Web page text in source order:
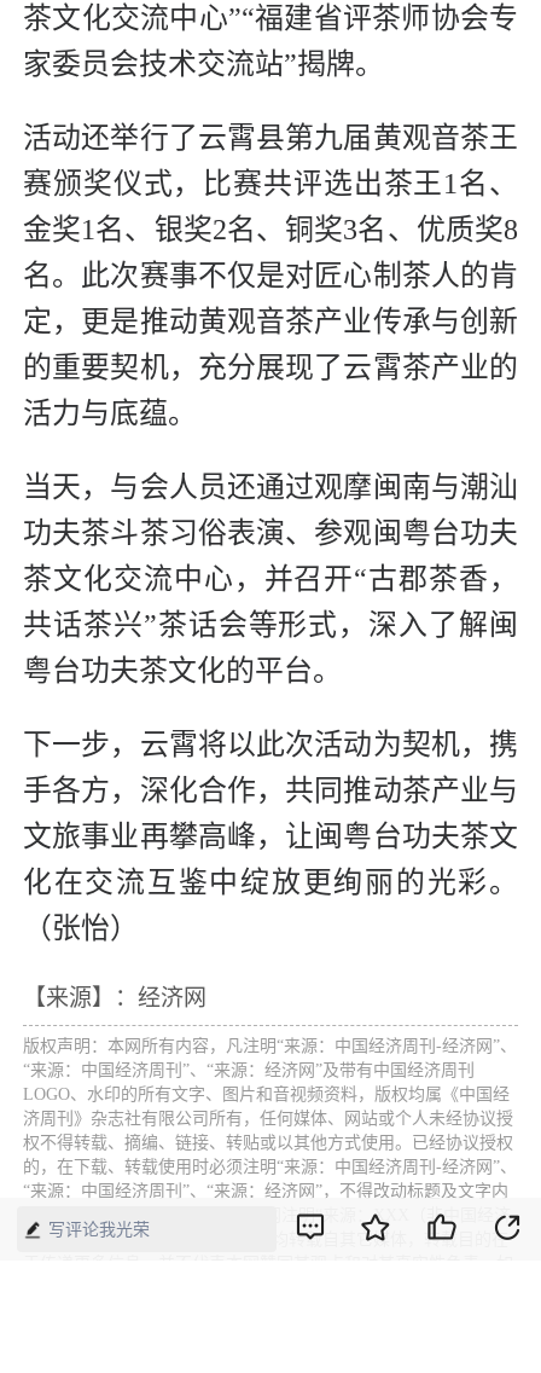
茶文化交流中心”“福建省评茶师协会专
家委员会技术交流站”揭牌。
活动还举行了云霄县第九届黄观音茶王
赛颁奖仪式，比赛共评选出茶王1名、
金奖1名、银奖2名、铜奖3名、优质奖8
名。此次赛事不仅是对匠心制茶人的肯
定，更是推动黄观音茶产业传承与创新
的重要契机，充分展现了云霄茶产业的
活力与底蕴。
当天，与会人员还通过观摩闽南与潮汕
功夫茶斗茶习俗表演、参观闽粤台功夫
茶文化交流中心，并召开“古郡茶香，
共话茶兴”茶话会等形式，深入了解闽
粤台功夫茶文化的平台。
下一步，云霄将以此次活动为契机，携
手各方，深化合作，共同推动茶产业与
文旅事业再攀高峰，让闽粤台功夫茶文
化在交流互鉴中绽放更绚丽的光彩。
（张怡）
【来源】：经济网
版权声明：本网所有内容，凡注明“来源：中国经济周刊-经济网”、
“来源：中国经济周刊”、“来源：经济网”及带有中国经济周刊
LOGO、水印的所有文字、图片和音视频资料，版权均属《中国经
济周刊》杂志社有限公司所有，任何媒体、网站或个人未经协议授
权不得转载、摘编、链接、转贴或以其他方式使用。已经协议授权
的，在下载、转载使用时必须注明“来源：中国经济周刊-经济网”、
“来源：中国经济周刊”、“来源：经济网”，不得改动标题及文字内
容，违者将依法追究责任。 凡本网注明“来源：XXX（非中国经济
周刊或经济网）”的文/图等稿件，均转载自其它媒体，转载目的在
写评论我光荣